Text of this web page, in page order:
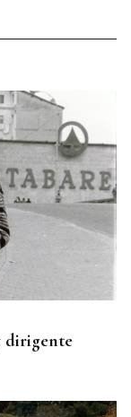
dirigente